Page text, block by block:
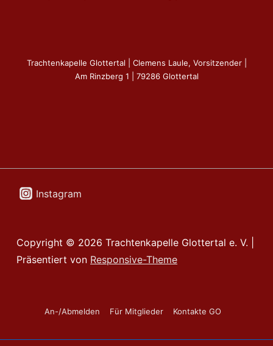
Trachtenkapelle Glottertal | Clemens Laule, Vorsitzender |
Am Rinzberg 1 | 79286 Glottertal
Instagram
Copyright © 2026 Trachtenkapelle Glottertal e. V.
Präsentiert von Responsive-Theme
Footer-
An-/Abmelden Für Mitglieder Kontakte GO